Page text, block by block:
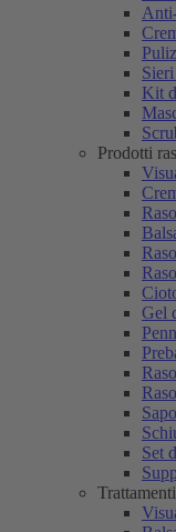
Kit
Prodotti
Gel
Set